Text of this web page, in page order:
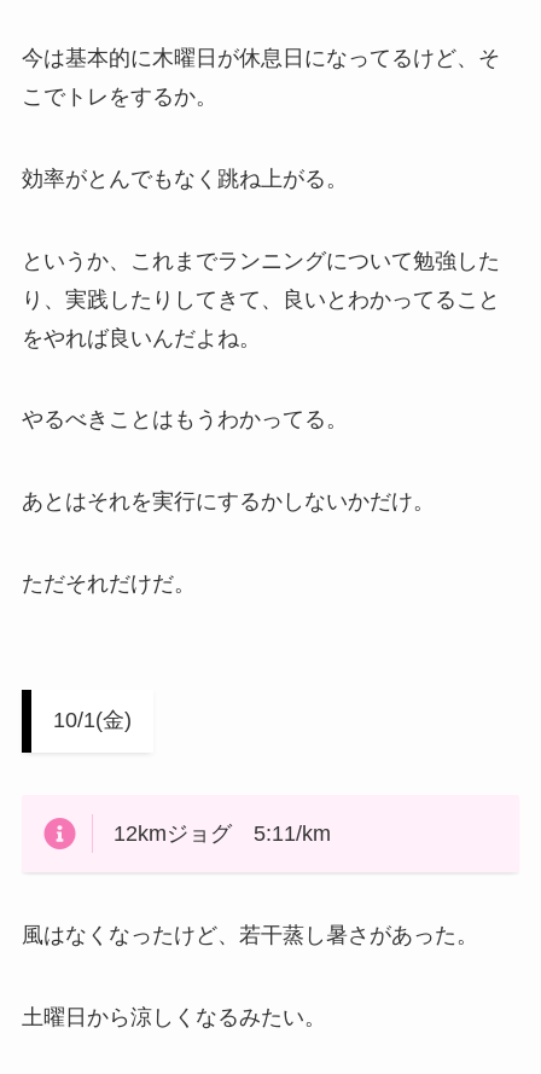
今は基本的に木曜日が休息日になってるけど、そ
こでトレをするか。
効率がとんでもなく跳ね上がる。
というか、これまでランニングについて勉強した
り、実践したりしてきて、良いとわかってること
をやれば良いんだよね。
やるべきことはもうわかってる。
あとはそれを実行にするかしないかだけ。
ただそれだけだ。
10/1(金)
12kmジョグ 5:11/km
風はなくなったけど、若干蒸し暑さがあった。
土曜日から涼しくなるみたい。